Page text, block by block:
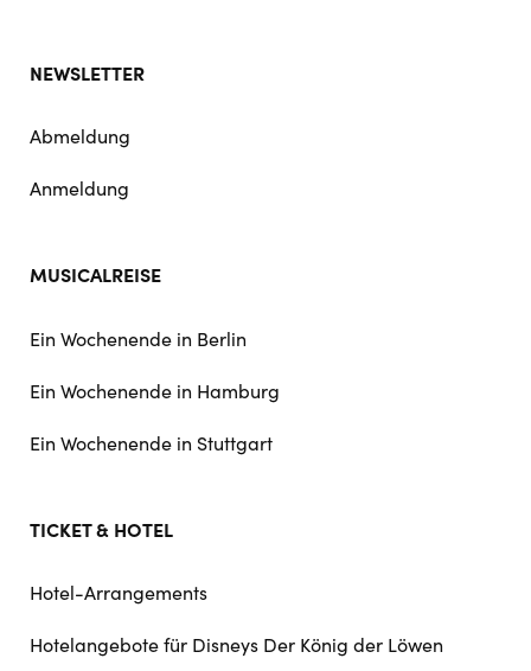
NEWSLETTER
Abmeldung
Anmeldung
MUSICALREISE
Ein Wochenende in Berlin
Ein Wochenende in Hamburg
Ein Wochenende in Stuttgart
TICKET & HOTEL
Hotel-Arrangements
Hotelangebote für Disneys Der König der Löwen